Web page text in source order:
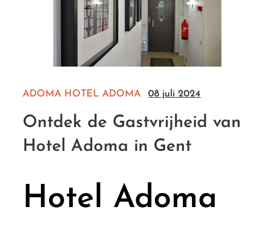
ADOMA HOTEL ADOMA 08 juli 2024
Ontdek de Gastvrijheid van
Hotel Adoma in Gent
Hotel Adoma